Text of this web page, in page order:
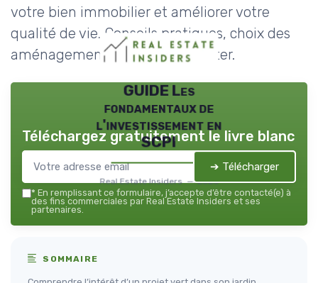
votre bien immobilier et améliorer votre
qualité de vie. Conseils pratiques, choix des
aménagements et erreurs à éviter.
GUIDE Les
fondamentaux de
l'investissement en
SCPI
Real Estate Insiders — 2026
Téléchargez gratuitement le livre blanc
➔ Télécharger
* En remplissant ce formulaire, j’accepte d’être contacté(e) à
des fins commerciales par Real Estate Insiders et ses
partenaires.
SOMMAIRE